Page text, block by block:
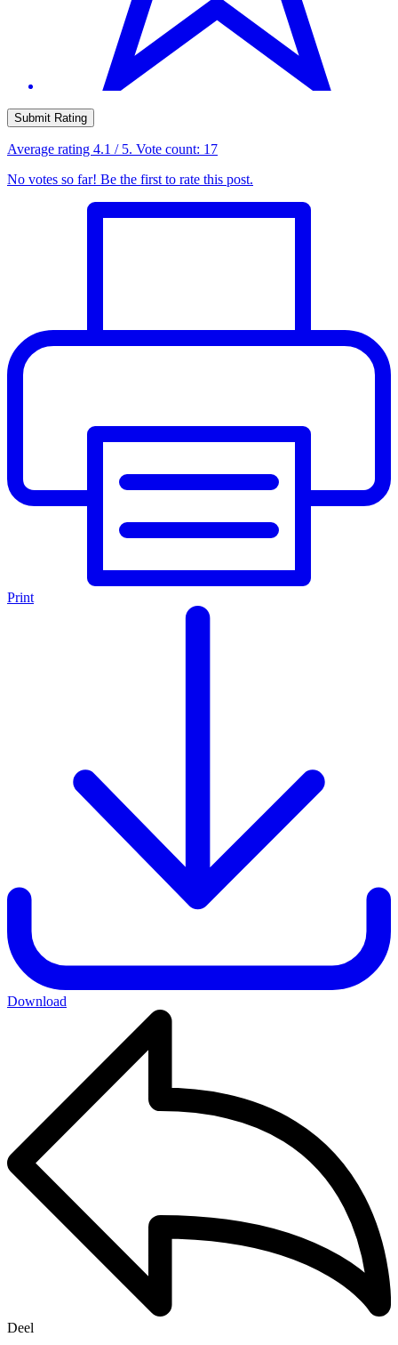
Submit Rating
Average rating 4.1 / 5. Vote count: 17
No votes so far! Be the first to rate this post.
Print
Download
Deel